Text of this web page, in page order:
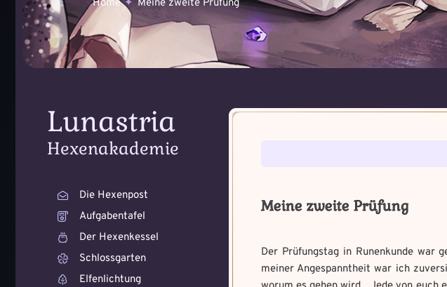
Home Meine zweite Prüfung
Lunastria
Hexenakademie
Die Hexenpost
Aufgabentafel
Der Hexenkessel
Schlossgarten
Elfenlichtung
Meine zweite Prüfung
Der Prüfungstag in Runenkunde war
meiner Angespanntheit war ich
Wie bist du darauf aufmerksam
geworden und wie bannst du es? *
Wie fängst du die Chaos Magie ein? *
Bitte schreibe eine kleine Geschichte mit mind. 500
Du hast einen